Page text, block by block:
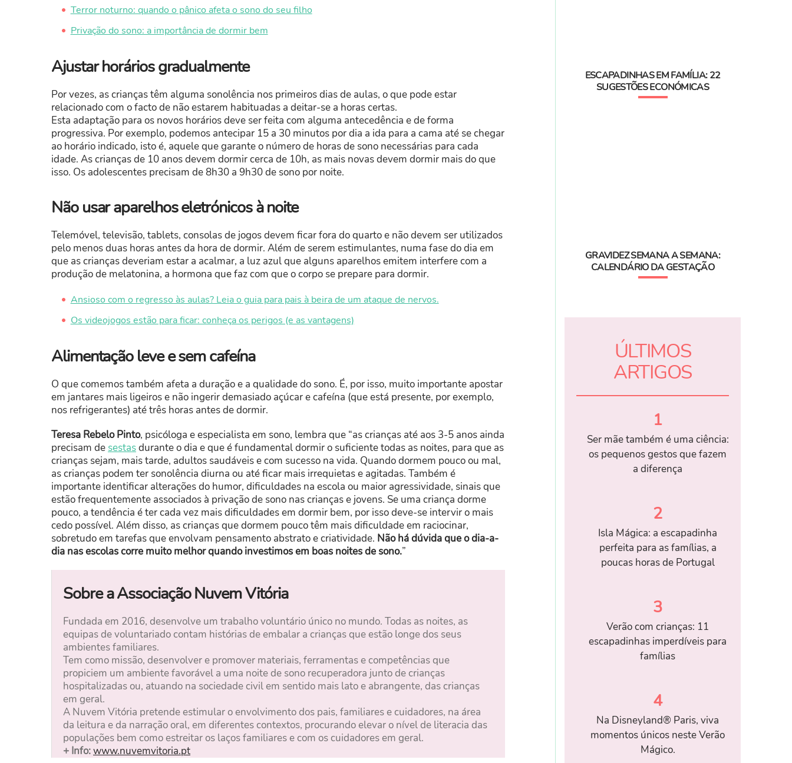
Terror noturno: quando o pânico afeta o sono do seu filho
Privação do sono: a importância de dormir bem
Ajustar horários gradualmente
Por vezes, as crianças têm alguma sonolência nos primeiros dias de aulas, o que pode estar
relacionado com o facto de não estarem habituadas a deitar-se a horas certas.
Esta adaptação para os novos horários deve ser feita com alguma antecedência e de forma
progressiva. Por exemplo, podemos antecipar 15 a 30 minutos por dia a ida para a cama até se chegar
ao horário indicado, isto é, aquele que garante o número de horas de sono necessárias para cada
idade. As crianças de 10 anos devem dormir cerca de 10h, as mais novas devem dormir mais do que
isso. Os adolescentes precisam de 8h30 a 9h30 de sono por noite.
Não usar aparelhos eletrónicos à noite
Telemóvel, televisão, tablets, consolas de jogos devem ficar fora do quarto e não devem ser utilizados
pelo menos duas horas antes da hora de dormir. Além de serem estimulantes, numa fase do dia em
que as crianças deveriam estar a acalmar, a luz azul que alguns aparelhos emitem interfere com a
produção de melatonina, a hormona que faz com que o corpo se prepare para dormir.
Ansioso com o regresso às aulas? Leia o guia para pais à beira de um ataque de nervos.
Os videojogos estão para ficar: conheça os perigos (e as vantagens)
Alimentação leve e sem cafeína
O que comemos também afeta a duração e a qualidade do sono. É, por isso, muito importante apostar
em jantares mais ligeiros e não ingerir demasiado açúcar e cafeína (que está presente, por exemplo,
nos refrigerantes) até três horas antes de dormir.
Teresa Rebelo Pinto, psicóloga e especialista em sono, lembra que “as crianças até aos 3-5 anos ainda
precisam de sestasdurante o dia e que é fundamental dormir o suficiente todas as noites, para que as
crianças sejam, mais tarde, adultos saudáveis e com sucesso na vida. Quando dormem pouco ou mal,
as crianças podem ter sonolência diurna ou até ficar mais irrequietas e agitadas. Também é
importante identificar alterações do humor, dificuldades na escola ou maior agressividade, sinais que
estão frequentemente associados à privação de sono nas crianças e jovens. Se uma criança dorme
pouco, a tendência é ter cada vez mais dificuldades em dormir bem, por isso deve-se intervir o mais
cedo possível. Além disso, as crianças que dormem pouco têm mais dificuldade em raciocinar,
sobretudo em tarefas que envolvam pensamento abstrato e criatividade. Não há dúvida que o dia-a-
dia nas escolas corre muito melhor quando investimos em boas noites de sono.”
Sobre a Associação Nuvem Vitória
Fundada em 2016, desenvolve um trabalho voluntário único no mundo. Todas as noites, as
equipas de voluntariado contam histórias de embalar a crianças que estão longe dos seus
ambientes familiares.
Tem como missão, desenvolver e promover materiais, ferramentas e competências que
propiciem um ambiente favorável a uma noite de sono recuperadora junto de crianças
hospitalizadas ou, atuando na sociedade civil em sentido mais lato e abrangente, das crianças
em geral.
A Nuvem Vitória pretende estimular o envolvimento dos pais, familiares e cuidadores, na área
da leitura e da narração oral, em diferentes contextos, procurando elevar o nível de literacia das
populações bem como estreitar os laços familiares e com os cuidadores em geral.
+ Info:www.nuvemvitoria.pt
ESCAPADINHAS EM FAMÍLIA: 22
SUGESTÕES ECONÓMICAS
GRAVIDEZ SEMANA A SEMANA:
CALENDÁRIO DA GESTAÇÃO
ÚLTIMOS
ARTIGOS
1
Ser mãe também é uma ciência:
os pequenos gestos que fazem
a diferença
2
Isla Mágica: a escapadinha
perfeita para as famílias, a
poucas horas de Portugal
3
Verão com crianças: 11
escapadinhas imperdíveis para
famílias
4
Na Disneyland® Paris, viva
momentos únicos neste Verão
Mágico.